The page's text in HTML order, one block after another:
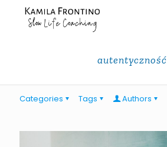
autentyczność
Categories Tags Authors